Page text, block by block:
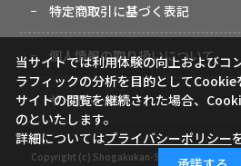
特定商取引に基づく表記
個人情報の取り扱いについて
サイトマップ
Copyright (c) Shogakukan-Shueisha
当サイトでは利用体験の向上およびコ
ラフィックの分析を目的としてCookie
サイトの閲覧を継続された場合、
のといたします。
詳細についてはプライバシーポリシー